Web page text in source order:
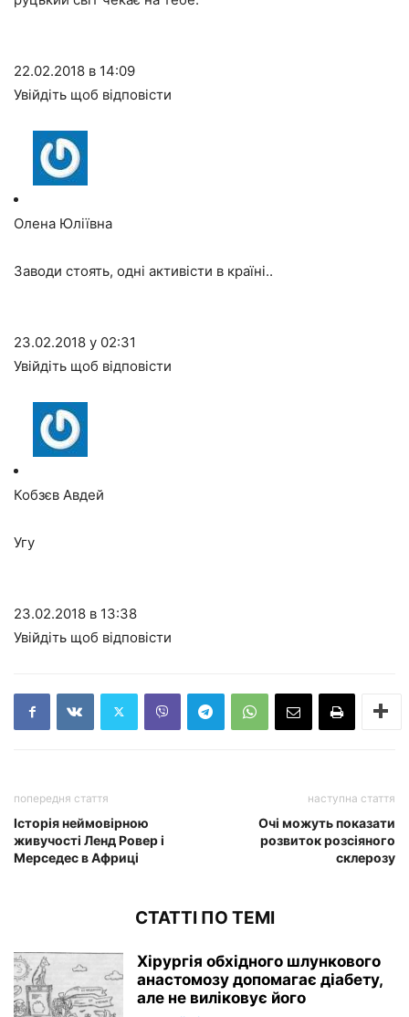
22.02.2018 в 14:09
Увійдіть щоб відповісти
Олена Юліївна
Заводи стоять, одні активісти в країні..
23.02.2018 у 02:31
Увійдіть щоб відповісти
Кобзєв Авдей
Угу
23.02.2018 в 13:38
Увійдіть щоб відповісти
попередня стаття
Історія неймовірною
живучості Ленд Ровер і
Мерседес в Африці
наступна стаття
Очі можуть показати
розвиток розсіяного
склерозу
СТАТТІ ПО ТЕМІ
Хірургія обхідного шлункового
анастомозу допомагає діабету,
але не виліковує його